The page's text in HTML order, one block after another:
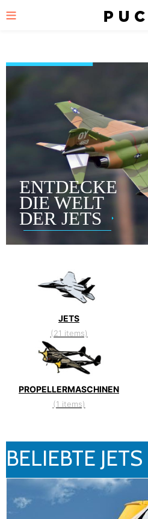
ENTDECKE
DIE WELT
DER JETS
JETS
(21 items)
PROPELLERMASCHINEN
(1 items)
BELIEBTE JETS